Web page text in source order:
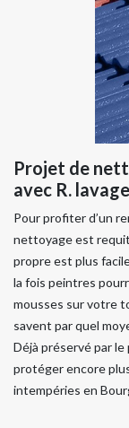
Projet de
avec R. lavage
Pour profiter d’un
nettoyage est
propre est plus
la fois peintres
mousses sur votre
savent par quel
Déjà préservé par
protéger encore
intempéries en